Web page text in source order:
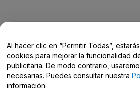
Derechos reservados © viagogo GmbH
El uso de este sitio web constituye la
Condiciones , de la Política de Privacidad
y de laPolítica de Privacidad para Móviles
No compartir mi información
Al hacer clic en “Permitir Todas”,
cookies para mejorar la funcionalidad
publicitaria. De modo contrario,
necesarias. Puedes consultar nuestra
información.